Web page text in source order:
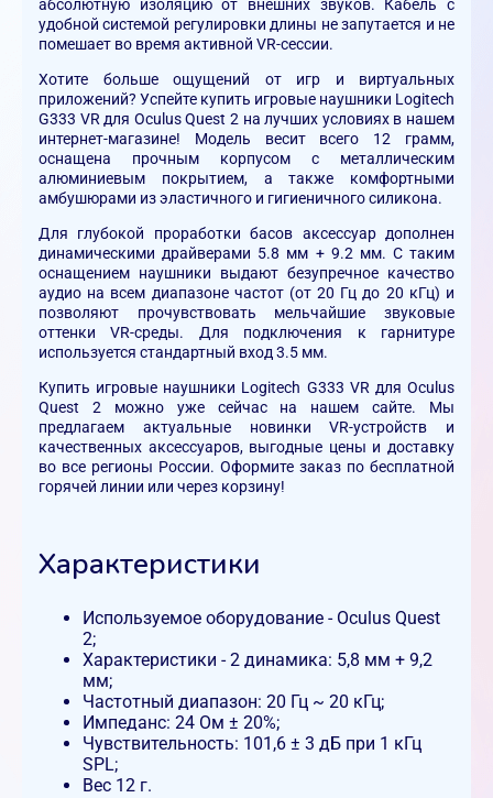
абсолютную изоляцию от внешних звуков. Кабель с
удобной системой регулировки длины не запутается и не
помешает во время активной VR-сессии.
Хотите больше ощущений от игр и виртуальных
приложений? Успейте купить игровые наушники Logitech
G333 VR для Oculus Quest 2 на лучших условиях в нашем
интернет-магазине! Модель весит всего 12 грамм,
оснащена прочным корпусом с металлическим
алюминиевым покрытием, а также комфортными
амбушюрами из эластичного и гигиеничного силикона.
Для глубокой проработки басов аксессуар дополнен
динамическими драйверами 5.8 мм + 9.2 мм. С таким
оснащением наушники выдают безупречное качество
аудио на всем диапазоне частот (от 20 Гц до 20 кГц) и
позволяют прочувствовать мельчайшие звуковые
оттенки VR-среды. Для подключения к гарнитуре
используется стандартный вход 3.5 мм.
Купить игровые наушники Logitech G333 VR для Oculus
Quest 2 можно уже сейчас на нашем сайте. Мы
предлагаем актуальные новинки VR-устройств и
качественных аксессуаров, выгодные цены и доставку
во все регионы России. Оформите заказ по бесплатной
горячей линии или через корзину!
Характеристики
Используемое оборудование - Oculus Quest
2;
Характеристики - 2 динамика: 5,8 мм + 9,2
мм;
Частотный диапазон: 20 Гц ~ 20 кГц;
Импеданс: 24 Ом ± 20%;
Чувствительность: 101,6 ± 3 дБ при 1 кГц
SPL;
Вес 12 г.